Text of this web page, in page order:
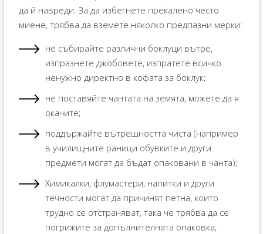
да й навреди. За да избегнете прекалено често
миене, трябва да вземете няколко предпазни мерки:
не събирайте различни боклуци вътре,
изпразнете джобовете, изпратете всичко
ненужно директно в кофата за боклук;
не поставяйте чантата на земята, можете да я
окачите;
поддържайте вътрешността чиста (например
в училищните раници обувките и други
предмети могат да бъдат опаковани в чанта);
Химикалки, флумастери, напитки и други
течности могат да причинят петна, които
трудно се отстраняват, така че трябва да се
погрижите за допълнителната опаковка;